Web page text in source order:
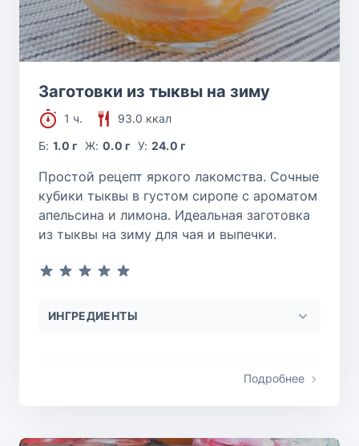
Заготовки из тыквы на зиму
1 ч.
93.0 ккал
Б:1.0 г Ж: 0.0 г У: 24.0 г
Простой рецепт яркого лакомства. Сочные
кубики тыквы в густом сиропе с ароматом
апельсина и лимона. Идеальная заготовка
из тыквы на зиму для чая и выпечки.
ИНГРЕДИЕНТЫ
Подробнее